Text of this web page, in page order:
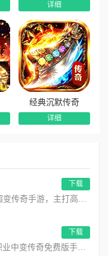
下载
下载
详细
经典沉默传奇
详细